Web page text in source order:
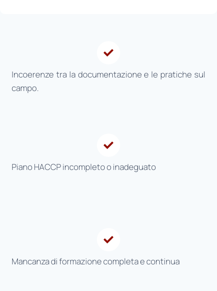
Incoerenze tra la documentazione e le pratiche sul
campo.
Piano HACCP incompleto o inadeguato
Mancanza di formazione completa e continua